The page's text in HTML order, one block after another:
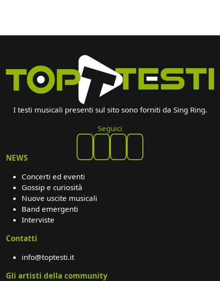
I testi musicali presenti sul sito sono forniti da Sing Ring.
Seguici
NEWS
Concerti ed eventi
Gossip e curiosità
Nuove uscite musicali
Band emergenti
Interviste
Contatti
info@toptesti.it
Gli artisti della community